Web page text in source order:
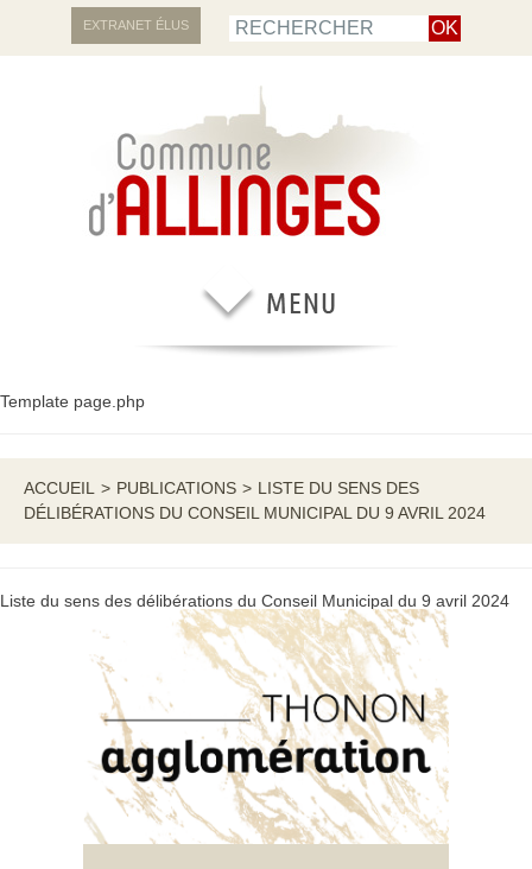
EXTRANET ÉLUS
Template page.php
ACCUEIL > PUBLICATIONS > LISTE DU SENS DES
DÉLIBÉRATIONS DU CONSEIL MUNICIPAL DU 9 AVRIL 2024
Liste du sens des délibérations du Conseil Municipal du 9 avril 2024